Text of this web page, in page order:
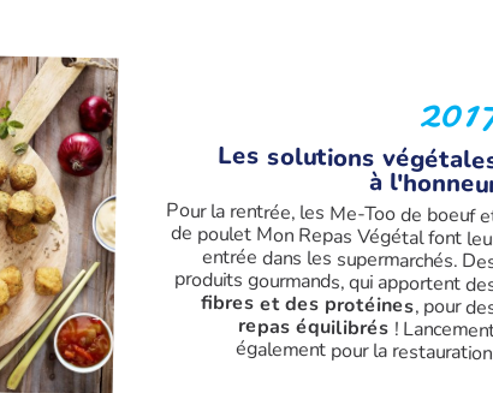
Les solutions
à
Pour la rentrée, les Me-Too de boeuf
de poulet Mon Repas Végétal font
entrée dans les supermarchés.
produits gourmands, qui apportent
fibres et des protéines, pour
repas équilibrés !
également pour la